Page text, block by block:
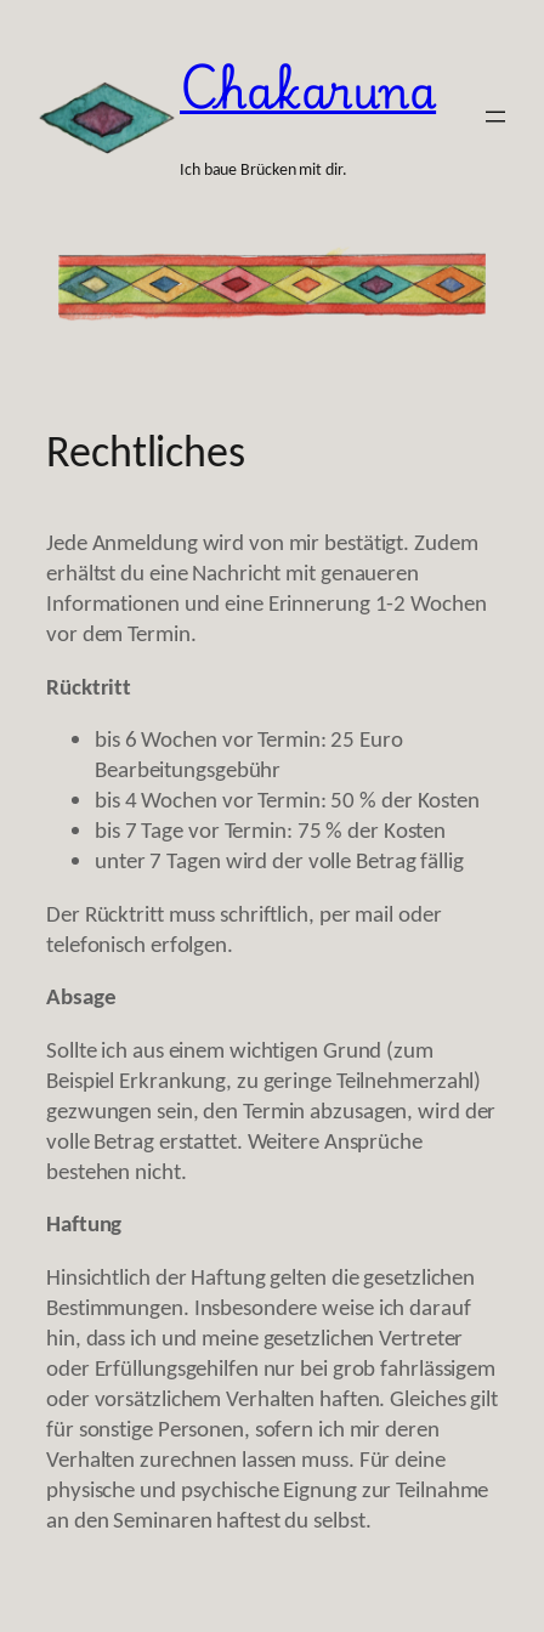
springen
Chakaruna
Ich baue Brücken mit dir.
Rechtliches
Jede Anmeldung wird von mir bestätigt. Zudem
erhältst du eine Nachricht mit genaueren
Informationen und eine Erinnerung 1-2 Wochen
vor dem Termin.
Rücktritt
bis 6 Wochen vor Termin: 25 Euro
Bearbeitungsgebühr
bis 4 Wochen vor Termin: 50 % der Kosten
bis 7 Tage vor Termin: 75 % der Kosten
unter 7 Tagen wird der volle Betrag fällig
Der Rücktritt muss schriftlich, per mail oder
telefonisch erfolgen.
Absage
Sollte ich aus einem wichtigen Grund (zum
Beispiel Erkrankung, zu geringe Teilnehmerzahl)
gezwungen sein, den Termin abzusagen, wird der
volle Betrag erstattet. Weitere Ansprüche
bestehen nicht.
Haftung
Hinsichtlich der Haftung gelten die gesetzlichen
Bestimmungen. Insbesondere weise ich darauf
hin, dass ich und meine gesetzlichen Vertreter
oder Erfüllungsgehilfen nur bei grob fahrlässigem
oder vorsätzlichem Verhalten haften. Gleiches gilt
für sonstige Personen, sofern ich mir deren
Verhalten zurechnen lassen muss. Für deine
physische und psychische Eignung zur Teilnahme
an den Seminaren haftest du selbst.